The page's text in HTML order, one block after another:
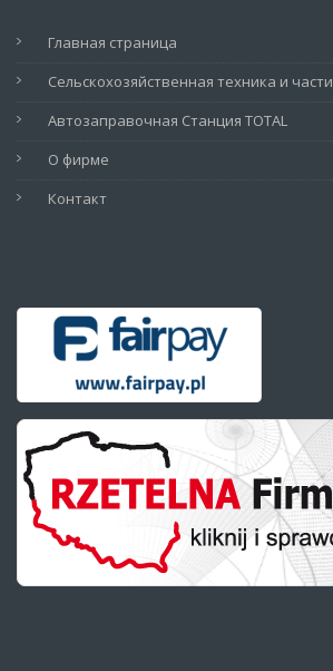
Главная страница
Сельскохозяйственная техника и части
Автозаправочная Станция TOTAL
О фирме
Контакт